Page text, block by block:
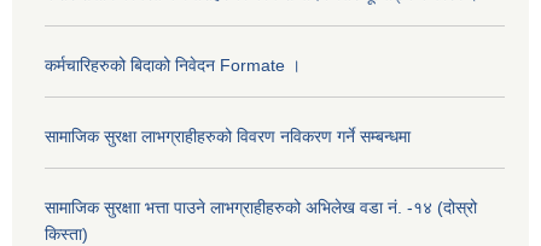
कर्मचारिहरुको बिदाको निवेदन Formate ।
सामाजिक सुरक्षा लाभग्राहीहरुको विवरण नविकरण गर्ने सम्बन्धमा
सामाजिक सुरक्षाा भत्ता पाउने लाभग्राहीहरुको अभिलेख वडा नं. -१४ (दोस्रो
किस्ता)